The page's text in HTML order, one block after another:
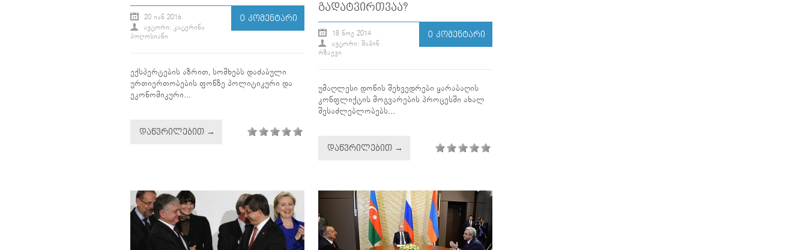
20 ᲘᲐᲜ 2016
ᲐᲕᲢᲝᲠᲘ: ᲙᲐᲢᲔᲠᲘᲜᲐ
ᲞᲝᲦᲝᲡᲘᲐᲜᲘ
0 ᲙᲝᲛᲔᲜᲢᲐᲠᲘ
ექსპერტების აზრით, სომხებს დაძაბული
ურთიერთობების ფონზე პოლიტიკური და
ეკონომიკური...
ᲓᲐᲬᲕᲠᲘᲚᲔᲑᲘᲗ →
ᲒᲐᲓᲐᲢᲕᲘᲠᲗᲕᲐᲐ?
18 ᲜᲝᲔ 2014
ᲐᲕᲢᲝᲠᲘ: ᲨᲐᲰᲘᲜ
ᲠᲖᲐᲔᲕᲘ
0 ᲙᲝᲛᲔᲜᲢᲐᲠᲘ
უმაღლესი დონის შეხვედრები ყარაბაღის
კონფლიქტის მოგვარების პროცესში ახალ
შესაძლებლობებს...
ᲓᲐᲬᲕᲠᲘᲚᲔᲑᲘᲗ →